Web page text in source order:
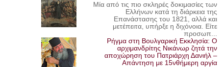
Μία από τις πιο σκληρές δοκιμασίες των
Ελλήνων κατά τη διάρκεια της
Επανάστασης του 1821, αλλά και
μετέπειτα, υπήρξε η διχόνοια. Είτε
προσωπ...
Ρήγμα στη Βουλγαρική Εκκλησία: Ο
αρχιμανδρίτης Νικάνωρ ζητά την
αποχώρηση του Πατριάρχη Δανιήλ –
Απάντηση με 15νθήμερη αργία